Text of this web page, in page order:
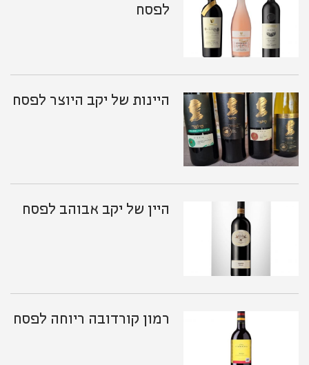
לפסח
היינות של יקב היוצר לפסח
היין של יקב אבוהב לפסח
רמון קורדובה ריוחה לפסח